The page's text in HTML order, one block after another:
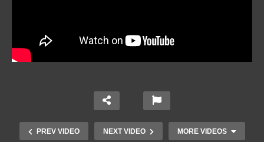
PREV VIDEO NEXT VIDEO MORE VIDEOS